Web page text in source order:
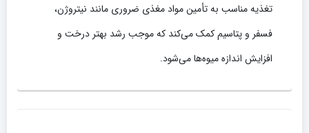
تغذیه مناسب به تأمین مواد مغذی ضروری مانند نیتروژن،
فسفر و پتاسیم کمک می‌کند که موجب رشد بهتر درخت و
افزایش اندازه میوه‌ها می‌شود.